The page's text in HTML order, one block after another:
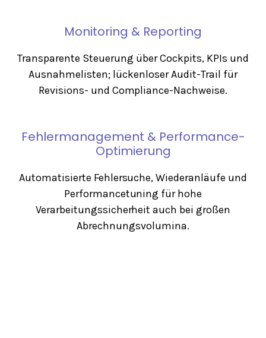
Monitoring & Reporting
Transparente Steuerung über Cockpits, KPIs und
Ausnahmelisten; lückenloser Audit-Trail für
Revisions- und Compliance-Nachweise.
Fehlermanagement & Performance-
Optimierung
Automatisierte Fehlersuche, Wiederanläufe und
Performancetuning für hohe
Verarbeitungssicherheit auch bei großen
Abrechnungsvolumina.